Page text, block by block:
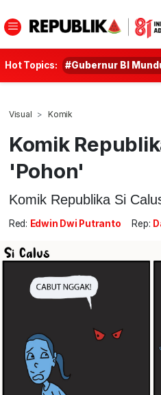
Hot Topics: #Gubernur BI
Visual Komik
Komik
'Pohon'
Komik Republika Si
Red: Edwin Dwi Putranto Rep: